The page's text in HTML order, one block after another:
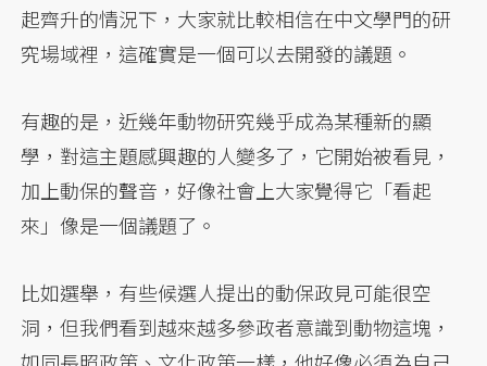
起齊升的情況下，大家就比較相信在中文學門的研
究場域裡，這確實是一個可以去開發的議題。
有趣的是，近幾年動物研究幾乎成為某種新的顯
學，對這主題感興趣的人變多了，它開始被看見，
加上動保的聲音，好像社會上大家覺得它「看起
來」像是一個議題了。
比如選舉，有些候選人提出的動保政見可能很空
洞，但我們看到越來越多參政者意識到動物這塊，